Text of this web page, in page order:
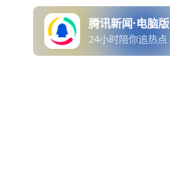
腾讯新闻·电脑版
24小时陪你追热点